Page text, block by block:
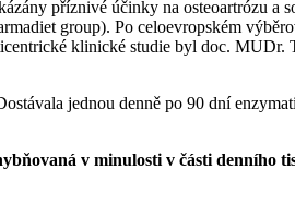
příznivé účinky na osteoartrózu a
group). Po celoevropském
klinické studie byl doc. MUDr.
jednou denně po 90 dní
v minulosti v části denního